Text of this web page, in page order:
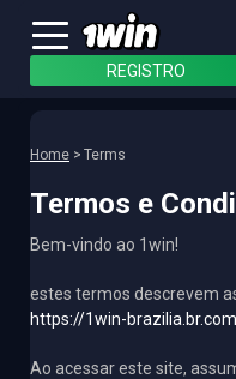
REGISTRO
Home Terms
Termos e
Bem-vindo ao 1win!
estes termos descrevem
https://1win-
Ao acessar este site,